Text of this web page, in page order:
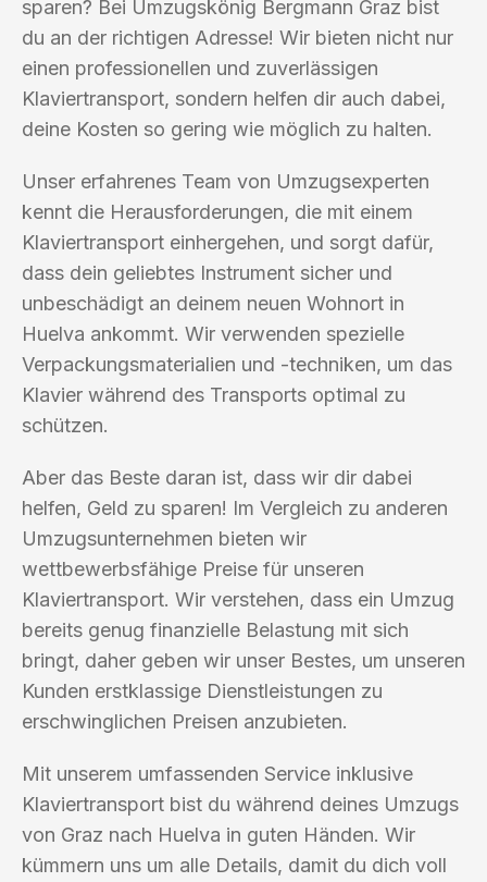
sparen? Bei Umzugskönig Bergmann Graz bist
du an der richtigen Adresse! Wir bieten nicht nur
einen professionellen und zuverlässigen
Klaviertransport, sondern helfen dir auch dabei,
deine Kosten so gering wie möglich zu halten.
Unser erfahrenes Team von Umzugsexperten
kennt die Herausforderungen, die mit einem
Klaviertransport einhergehen, und sorgt dafür,
dass dein geliebtes Instrument sicher und
unbeschädigt an deinem neuen Wohnort in
Huelva ankommt. Wir verwenden spezielle
Verpackungsmaterialien und -techniken, um das
Klavier während des Transports optimal zu
schützen.
Aber das Beste daran ist, dass wir dir dabei
helfen, Geld zu sparen! Im Vergleich zu anderen
Umzugsunternehmen bieten wir
wettbewerbsfähige Preise für unseren
Klaviertransport. Wir verstehen, dass ein Umzug
bereits genug finanzielle Belastung mit sich
bringt, daher geben wir unser Bestes, um unseren
Kunden erstklassige Dienstleistungen zu
erschwinglichen Preisen anzubieten.
Mit unserem umfassenden Service inklusive
Klaviertransport bist du während deines Umzugs
von Graz nach Huelva in guten Händen. Wir
kümmern uns um alle Details, damit du dich voll